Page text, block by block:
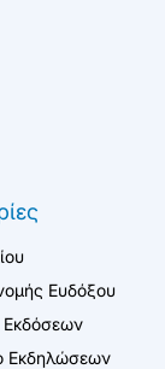
Ευδόξου
Εκδηλώσεων